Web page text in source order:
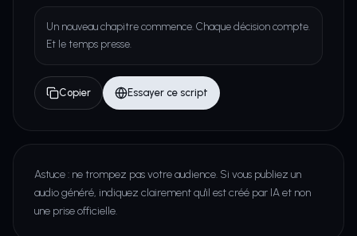
Un nouveau chapitre commence. Chaque décision compte.
Et le temps presse.
Copier Essayer ce script
Astuce : ne trompez pas votre audience. Si vous publiez un
audio généré, indiquez clairement qu'il est créé par IA et non
une prise officielle.